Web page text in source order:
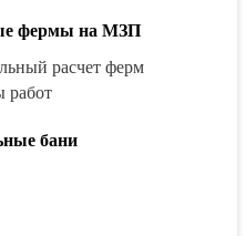
фермы на МЗП
расчет ферм
работ
бани